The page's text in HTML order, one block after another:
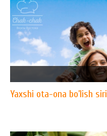
Yaxshi ota-ona bo’lish siri